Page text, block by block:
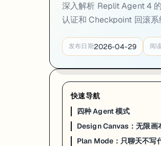
深入解析 Replit Agent 4
认证和 Checkpoint 回滚系
发布日期2026-04-29 阅
快速导航
四种 Agent 模式
Design Canvas：无限画
Plan Mode：只聊天不写